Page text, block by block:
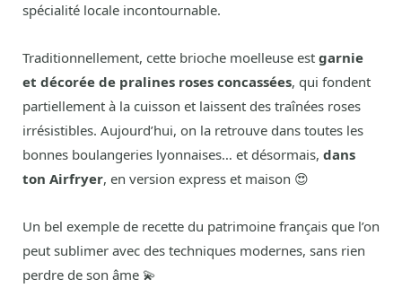
spécialité locale incontournable.
Traditionnellement, cette brioche moelleuse est garnie
et décorée de pralines roses concassées, qui fondent
partiellement à la cuisson et laissent des traînées roses
irrésistibles. Aujourd’hui, on la retrouve dans toutes les
bonnes boulangeries lyonnaises… et désormais, dans
ton Airfryer, en version express et maison 😍
Un bel exemple de recette du patrimoine français que l’on
peut sublimer avec des techniques modernes, sans rien
perdre de son âme 💫